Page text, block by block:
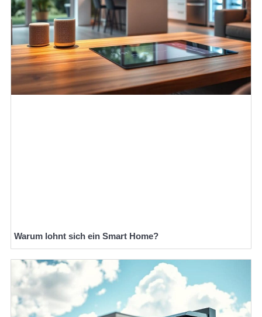
Warum lohnt sich ein Smart Home?